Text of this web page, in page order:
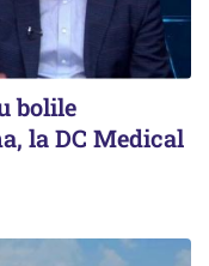
bolile
la DC Medical